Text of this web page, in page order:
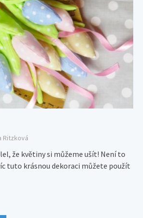
Ritzková
že květiny si můžeme ušít! Není to
tuto krásnou dekoraci můžete použít